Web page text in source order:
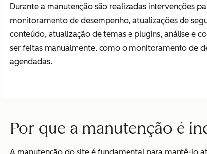
Durante a manutenção são realizadas intervenções
monitoramento de desempenho, atualizações de
conteúdo, atualização de temas e plugins, análise e
ser feitas manualmente, como o monitoramento de
agendadas.
Por que a manutenção é
A manutenção do site é fundamental para mantê-lo